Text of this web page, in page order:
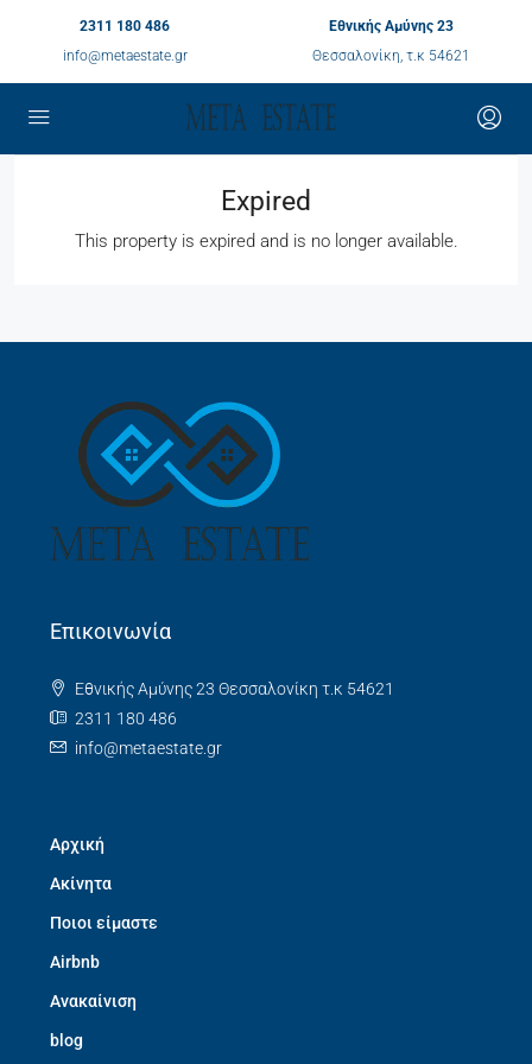
2311 180 486
info@metaestate.gr
Εθνικής Αμύνης 23
Θεσσαλονίκη, τ.κ 54621
Expired
This property is expired and is no longer available.
Επικοινωνία
Εθνικής Αμύνης 23 Θεσσαλονίκη τ.κ 54621
2311 180 486
info@metaestate.gr
Αρχική
Ακίνητα
Ποιοι είμαστε
Airbnb
Ανακαίνιση
blog